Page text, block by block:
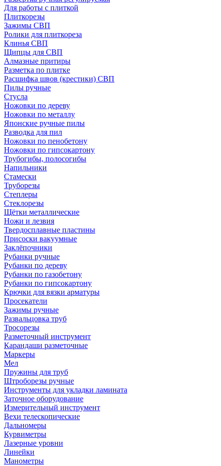
Для работы с плиткой
Плиткорезы
Зажимы СВП
Ролики для плиткореза
Клинья СВП
Щипцы для СВП
Алмазные притиры
Разметка по плитке
Расшифка швов (крестики) СВП
Пилы ручные
Стусла
Ножовки по дереву
Ножовки по металлу
Японские ручные пилы
Разводка для пил
Ножовки по пенобетону
Ножовки по гипсокартону
Трубогибы, полосогибы
Напильники
Стамески
Труборезы
Степлеры
Стеклорезы
Щётки металлические
Ножи и лезвия
Твердосплавные пластины
Присоски вакуумные
Заклёпочники
Рубанки ручные
Рубанки по дереву
Рубанки по газобетону
Рубанки по гипсокартону
Крючки для вязки арматуры
Просекатели
Зажимы ручные
Развальцовка труб
Тросорезы
Разметочный инструмент
Карандаши разметочные
Маркеры
Мел
Пружины для труб
Штроборезы ручные
Инструменты для укладки ламината
Заточное оборудование
Измерительный инструмент
Вехи телескопические
Дальномеры
Курвиметры
Лазерные уровни
Линейки
Манометры